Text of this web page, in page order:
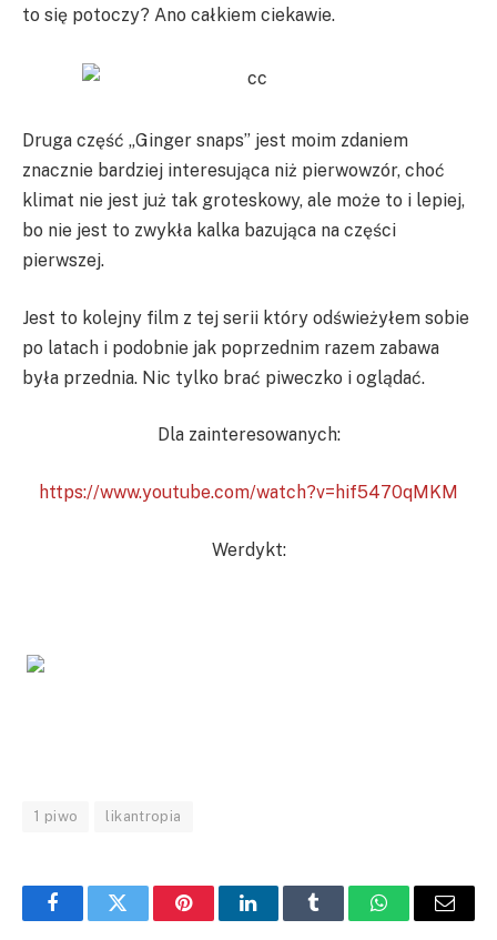
to się potoczy? Ano całkiem ciekawie.
Druga część „Ginger snaps” jest moim zdaniem
znacznie bardziej interesująca niż pierwowzór, choć
klimat nie jest już tak groteskowy, ale może to i lepiej,
bo nie jest to zwykła kalka bazująca na części
pierwszej.
Jest to kolejny film z tej serii który odświeżyłem sobie
po latach i podobnie jak poprzednim razem zabawa
była przednia. Nic tylko brać piweczko i oglądać.
Dla zainteresowanych:
https://www.youtube.com/watch?v=hif5470qMKM
Werdykt:
1 piwo likantropia
FacebookTwitter PinterestLinkedInTumblr WhatsAppEmail